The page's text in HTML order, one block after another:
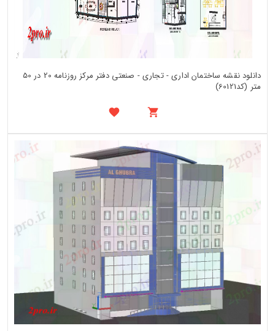
دانلود نقشه ساختمان اداری - تجاری - صنعتی دفتر مرکز روزنامه 20 در 50
متر (کد60121)